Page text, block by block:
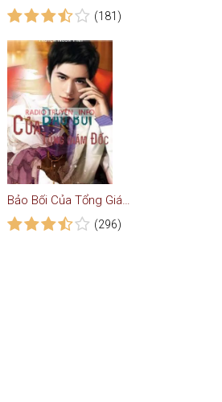
(181)
Bảo Bối Của Tổng Giám Đốc - Truyện Ngôn Tình
(296)